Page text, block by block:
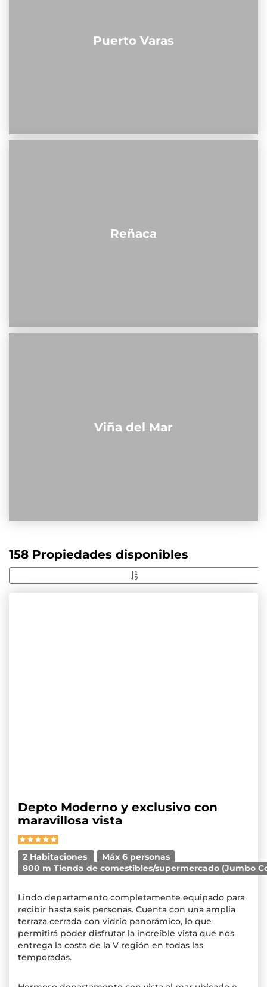
Puerto Varas
Reñaca
Viña del Mar
158 Propiedades disponibles
Depto Moderno y exclusivo con
maravillosa vista
2 Habitaciones
Máx 6 personas
800 m Tienda de comestibles/supermercado (Jumbo
Lindo departamento completamente equipado para
recibir hasta seis personas. Cuenta con una amplia
terraza cerrada con vidrio panorámico, lo que
permitirá poder disfrutar la increíble vista que nos
entrega la costa de la V región en todas las
temporadas.